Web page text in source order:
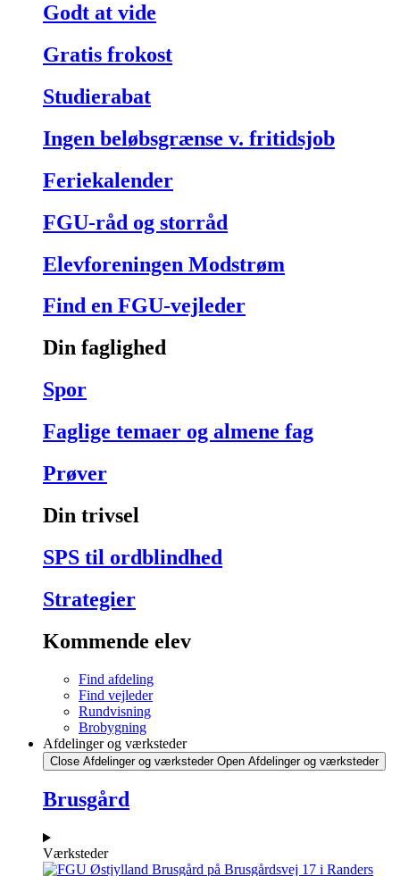
Godt at vide
Gratis frokost
Studierabat
Ingen beløbsgrænse v. fritidsjob
Feriekalender
FGU-råd og storråd
Elevforeningen Modstrøm
Find en FGU-vejleder
Din faglighed
Spor
Faglige temaer og almene fag
Prøver
Din trivsel
SPS til ordblindhed
Strategier
Kommende elev
Find afdeling
Find vejleder
Rundvisning
Brobygning
Afdelinger og værksteder
Close Afdelinger og værksteder Open Afdelinger og værksteder
Brusgård
Værksteder